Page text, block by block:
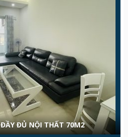
ĐẦY ĐỦ NỘI THẤT 70M2